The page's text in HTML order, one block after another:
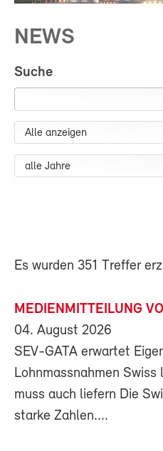
NEWS
Suche
Es wurden 351 Treffer
MEDIENMITTEILUNG
04. August 2026
SEV-GATA erwartet
Lohnmassnahmen
muss auch liefern Die
starke Zahlen....